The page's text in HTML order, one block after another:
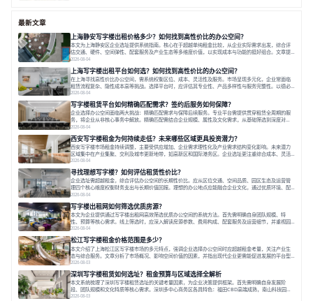
最新文章
上海静安写字楼出租价格多少？如何找到高性价比的办公空间？
本文为上海静安区企业选址提供系统指南。核心在于超越单纯租金比较，从企业实际需求出发，综合评
估交通、硬件、空间弹性、配套服务及产业生态等多维度价值，以实现成本与功能的挺好组合。文章提
出打破固定工位思维，采用精装灵活空间与共享配套以提升性价比，并通过不同规模企业的实际案例加
以说明。之后指出，专业运营服务商提供的稳定环境、社群活动与产业集聚等增值服务，是很大化空间
价值、助力企业成长的关键。对于许多在
2026-08-04
上海写字楼出租平台如何选？如何找到高性价比的办公空间？
在上海寻找高性价比办公空间，需系统权衡区位、成本、灵活性及服务。市场呈现多元化，企业常面临
租赁流程复杂、隐性成本高等挑战。选择平台时，应评估其专业性、产品多样性与服务完整性。以德必
为例，其提供从空间到生态的解决方案，通过特色园区、灵活产品和丰富配套，满足不同企业需求。企
业应明确自身需求，实地考察，选择能支持长期发展、提升竞争力的办公空间。在上海寻找合适的办公
空间，对于企业行政负责人、中小企业主
2026-08-04
写字楼租赁平台如何精确匹配需求？签约后服务如何保障？
企业选择办公空间面临两大挑战：精确匹配需求与保障后续服务。专业平台需提供贯穿租赁全周期的服
务，将企业从非核心事务中解放。精确匹配需结合企业规模、属性及文化需求，从基础筛选到深度对
接；签约后则需构建覆盖硬件运维、共享配套及专业物业的全周期保障体系。德必集团通过标准化服务
与个性化运营结合，以全国布局和产业生态圈为企业提供稳定支持，体现了从信息撮合到深度服务的能
力转变。在为企业寻找办公空间的过程中，
2026-08-04
西安写字楼租金为何持续走低？未来哪些区域更具投资潜力？
西安写字楼市场租金持续调整，主要受供应增加、企业需求理性化及产业需求结构变化影响。未来潜力
区域集中在产业集聚、交利及城市更新地带，如高新区和国际港务区。企业选址更注重综合成本、灵活
性与员工体验，倾向于提供全包式服务的办公空间。专业运营方通过空间优化与社群服务，助力企业成
长，推动市场向多元化、高性价比方向发展。近年来，西安写字楼市场呈现出租金持续调整的态势，这
一现象引发了的广泛关注。作为西部重要
2026-08-04
寻找理想写字楼？如何评估租赁性价比？
企业选址需超越租金，综合评估办公空间的长期性价比。应从区位交通、空间品质、园区生态及运营管
理四个核心维度权衡财务支出与长期价值回报。理想的办公地点应能融合企业文化，通过优质环境、配
套服务及社群资源赋能业务增长，实现成本与价值的平衡。对于许多正在成长或寻求稳定发展的企业而
言，寻找一处合适的办公空间是一项至关重要的决策。这不仅关系到团队的日常工作效率与协作氛围，
更直接影响着企业的品牌形象、运营成本
2026-08-04
写字楼出租网如何筛选优质房源？
本文为企业提供通过写字楼出租网高效筛选优质办公空间的系统方法。首先需明确自身团队规模、特
性、预算等核心需求。线上筛选时，应深入解读房源参数、费用构成、配套服务及运营细节，并重视园
区产业生态与交通区位价值。同时，需考察运营方的品牌背景与持续服务能力。完成线上初选后，必须
进行线下实地验证，核对空间实景、测试设施、感受园区氛围并确认合同条款，从而做出精确决策。在
数字化时代，写字楼出租网已成为企业寻找
2026-08-04
松江写字楼租金价格范围是多少？
本文介绍了上海松江区写字楼市场的多元特点，强调企业选择办公空间时应超越租金考量，关注产业生
态与综合服务。文章分析了市场概况、影响空间价值的因素，并指出现代企业更需能促进发展的平台型
空间。之后，以德必集团为例，说明运营方如何通过构建服务生态助力企业成长，建议企业系统评估需
求与长期价值，选择匹配的发展载体。对于许多寻求在上海松江区设立或扩展办公空间的企业而言，了
解该区域的写字楼市场概况是决策的首先
2026-08-03
深圳写字楼租赁如何选址？租金预算与区域选择全解析
本文系统梳理了深圳写字楼租赁选址的关键考量因素，为企业决策提供框架。首先需明确自身发展阶
段、团队规模和文化特质等核心需求。深圳多中心商务区各具特色：福田CBD高端成熟，南山科技园创
新活力强，前海具政策优势。除传统写字楼外，创意产业园注重生态与社群，适合文创、科技类企业。
2026-08-03